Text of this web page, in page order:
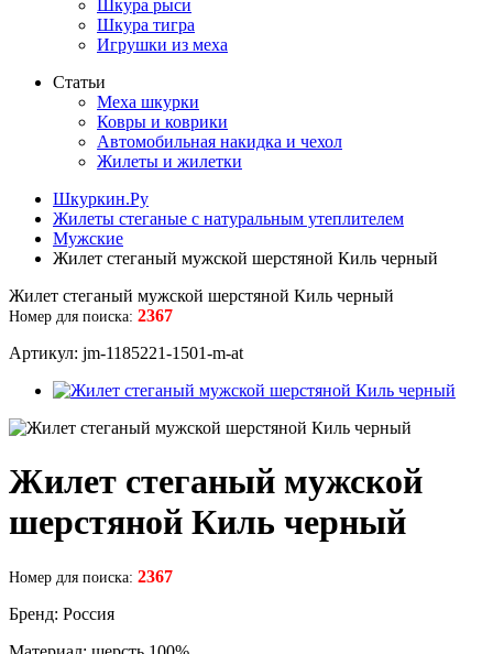
Шкура рыси
Шкура тигра
Игрушки из меха
Статьи
Меха шкурки
Ковры и коврики
Автомобильная накидка и чехол
Жилеты и жилетки
Шкуркин.Ру
Жилеты стеганые с натуральным утеплителем
Мужские
Жилет стеганый мужской шерстяной Киль черный
Жилет стеганый мужской шерстяной Киль черный
Номер для поиска: 2367
Артикул: jm-1185221-1501-m-at
Жилет стеганый мужской
шерстяной Киль черный
Номер для поиска: 2367
Бренд: Россия